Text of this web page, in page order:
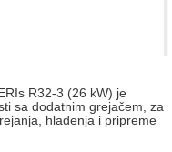
R32-3 (26 kW) je
sa dodatnim grejačem, za
hlađenja i pripreme